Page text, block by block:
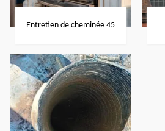
Entretien de cheminée 45